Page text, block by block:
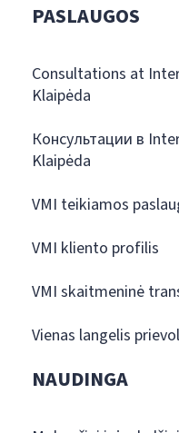
PASLAUGOS
Consultations at
Klaipėda
Консультации в
Klaipėda
VMI teikiamos
VMI kliento profilis
VMI skaitmeninė
Vienas langelis
NAUDINGA